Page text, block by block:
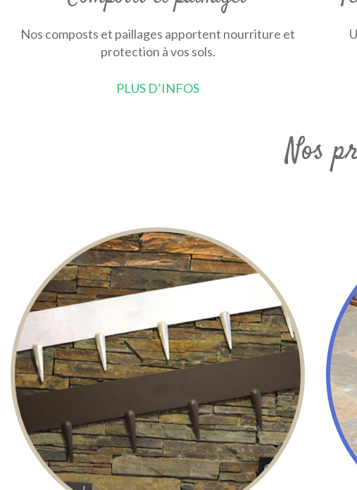
Nos composts et paillages apportent nourriture et
protection à vos sols.
PLUS D’INFOS
Nos